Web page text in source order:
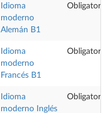
Idioma
moderno
Alemán B1
Obligatoria
Idioma
moderno
Francés B1
Obligatoria
Idioma
moderno Inglés
Obligatoria